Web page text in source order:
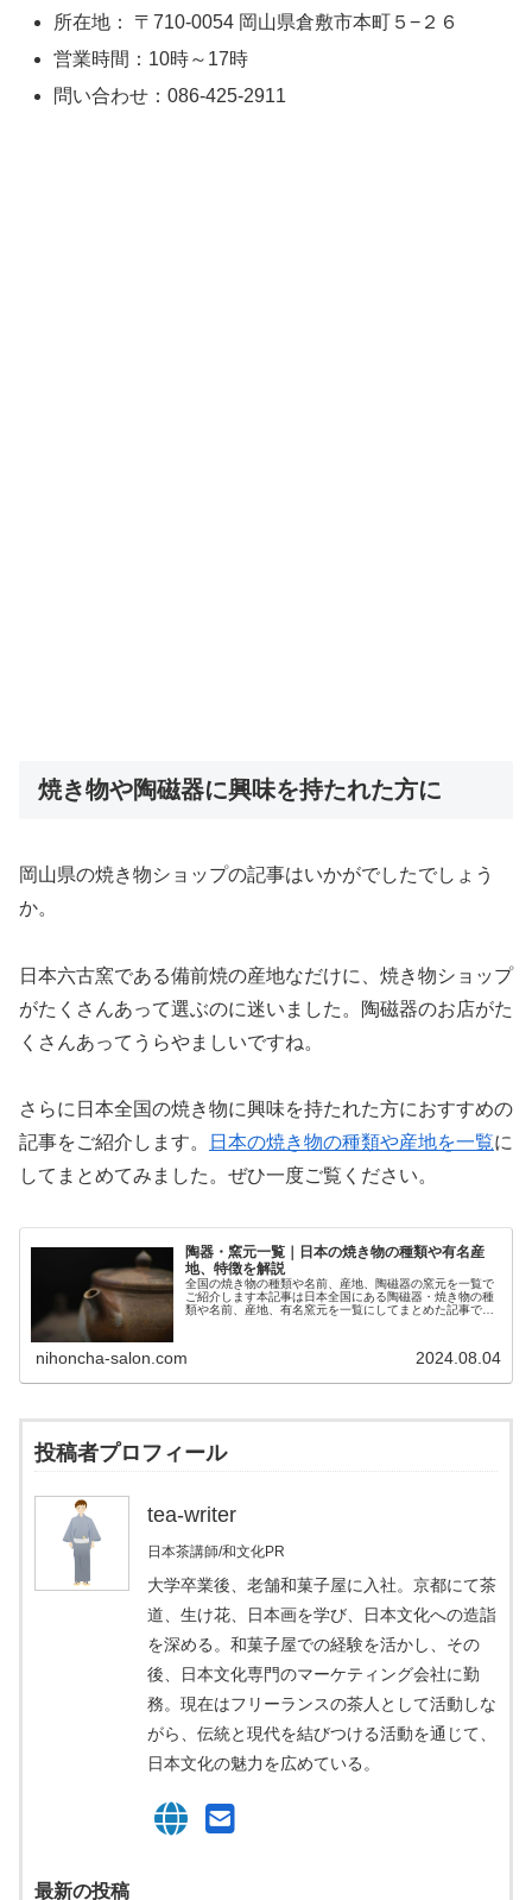
所在地： 〒710-0054 岡山県倉敷市本町５−２６
営業時間：10時～17時
問い合わせ：086-425-2911
焼き物や陶磁器に興味を持たれた方に
岡山県の焼き物ショップの記事はいかがでしたでしょう
か。
日本六古窯である備前焼の産地なだけに、焼き物ショップ
がたくさんあって選ぶのに迷いました。陶磁器のお店がた
くさんあってうらやましいですね。
さらに日本全国の焼き物に興味を持たれた方におすすめの
記事をご紹介します。
日本の焼き物の種類や産地を一覧に
してまとめてみました。ぜひ一度ご覧ください。
陶器・窯元一覧｜日本の焼き物の種類や有名産
地、特徴を解説
全国の焼き物の種類や名前、産地、陶磁器の窯元を一覧で
ご紹介します本記事は日本全国にある陶磁器・焼き物の種
類や名前、産地、有名窯元を一覧にしてまとめた記事で
nihoncha-salon.com 2024.08.04
投稿者プロフィール
tea-writer
日本茶講師/和文化PR
大学卒業後、老舗和菓子屋に入社。京都にて茶
道、生け花、日本画を学び、日本文化への造詣
を深める。和菓子屋での経験を活かし、その
後、日本文化専門のマーケティング会社に勤
務。現在はフリーランスの茶人として活動しな
がら、伝統と現代を結びつける活動を通じて、
日本文化の魅力を広めている。
最新の投稿